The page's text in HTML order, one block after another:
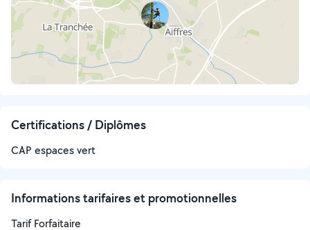
Certifications / Diplômes
CAP espaces vert
Informations tarifaires et promotionnelles
Tarif Forfaitaire